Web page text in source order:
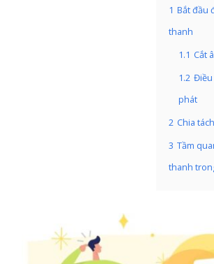
1 Bắt đầu
thanh
1.1 Cắt
1.2 Điều
phát
2 Chia
3 Tầm
thanh